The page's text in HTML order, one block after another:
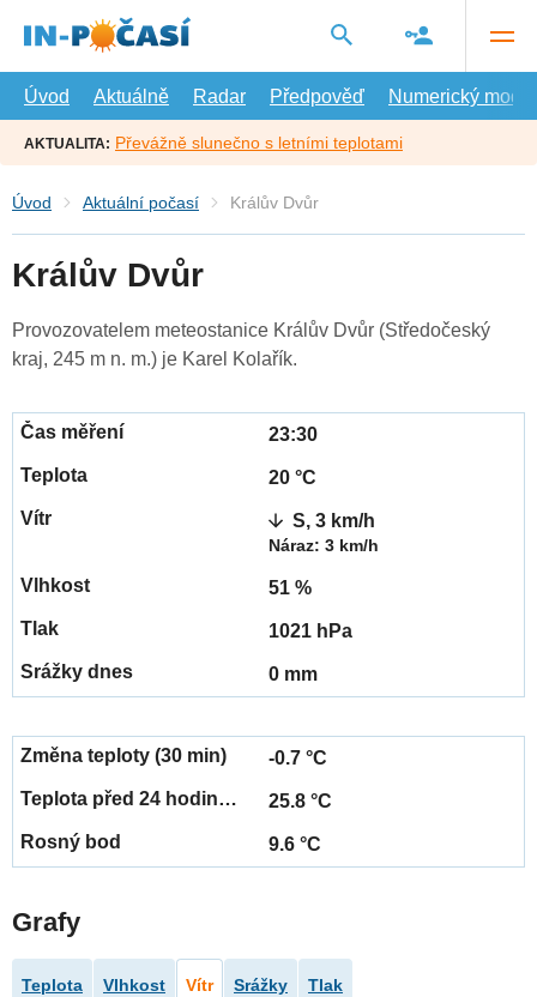
hlavní
Úvod
Aktuálně Radar Předpověď Numerický model
AKTUALITA: Převážně slunečno s letními teplotami
Úvod Aktuální počasí Králův Dvůr
Králův Dvůr
Provozovatelem meteostanice Králův Dvůr (Středočeský
kraj, 245 m n. m.) je Karel Kolařík.
23:30
20 °C
S, 3 km/h
Náraz: 3 km/h
51 %
1021 hPa
0 mm
-0.7 °C
25.8 °C
9.6 °C
Grafy
Teplota Vlhkost Vítr Srážky Tlak